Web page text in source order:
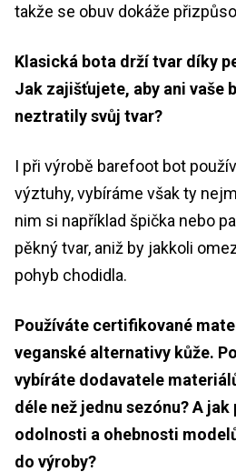
takže se obuv dokáže
Klasická bota drží tvar díky
Jak zajišťujete, aby ani vaše
neztratily svůj tvar?
I při výrobě barefoot bot
výztuhy, vybíráme však ty
nim si například špička nebo
pěkný tvar, aniž by jakkoli
pohyb chodidla.
Používáte certifikované
veganské alternativy kůže.
vybíráte dodavatele
déle než jednu sezónu? A
odolnosti a ohebnosti
do výroby?